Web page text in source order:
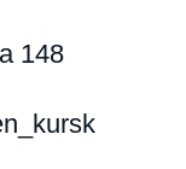
148